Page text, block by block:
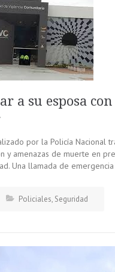
a su esposa con
por la Policía Nacional
y amenazas de muerte en
Una llamada de
Policiales, Seguridad